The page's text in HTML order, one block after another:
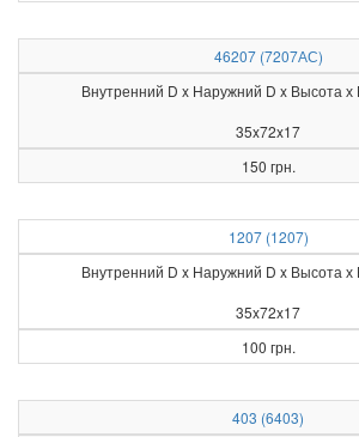
46207 (7207АС)
Внутренний D x Наружний D x Высота
35x72x17
150 грн.
1207 (1207)
Внутренний D x Наружний D x Высота
35x72x17
100 грн.
403 (6403)